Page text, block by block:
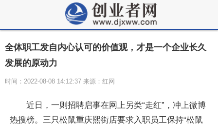
全体职工发自内心认可的价值观，才是一个企业长久
发展的原动力
时间：2022-08-08 14:12:37 来源：红网
近日，一则招聘启事在网上另类“走红”，冲上微博
热搜榜。三只松鼠重庆熙街店要求入职员工保持“松鼠